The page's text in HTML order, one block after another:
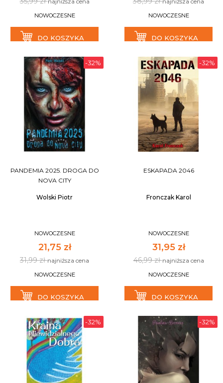
NOWOCZESNE
DO KOSZYKA
NOWOCZESNE
DO KOSZYKA
-32%
PANDEMIA 2025. DROGA DO
NOVA CITY
Wolski Piotr
NOWOCZESNE
21,75 zł
31,99 złnajniższa cena
NOWOCZESNE
DO KOSZYKA
-32%
ESKAPADA 2046
Fronczak Karol
NOWOCZESNE
31,95 zł
46,99 złnajniższa cena
NOWOCZESNE
DO KOSZYKA
-32% -32%